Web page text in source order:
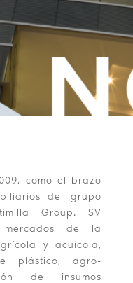
como el brazo
del grupo
Group. SV
de la
y acuícola,
plástico, agro-
de insumos